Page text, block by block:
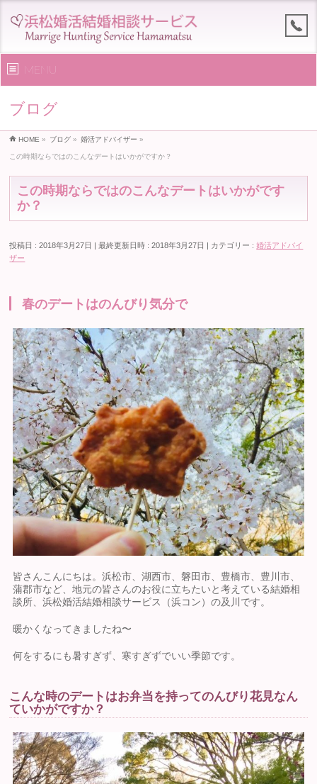
MENU
ブログ
HOME » ブログ » 婚活アドバイザー »
この時期ならではのこんなデートはいかがですか？
この時期ならではのこんなデートはいかがです
か？
投稿日 : 2018年3月27日 最終更新日時 : 2018年3月27日 カテゴリー : 婚活アドバイ
ザー
春のデートはのんびり気分で
皆さんこんにちは。浜松市、湖西市、磐田市、豊橋市、豊川市、
蒲郡市など、地元の皆さんのお役に立ちたいと考えている結婚相
談所、浜松婚活結婚相談サービス（浜コン）の及川です。
暖かくなってきましたね〜
何をするにも暑すぎず、寒すぎずでいい季節です。
こんな時のデートはお弁当を持ってのんびり花見なん
ていかがですか？